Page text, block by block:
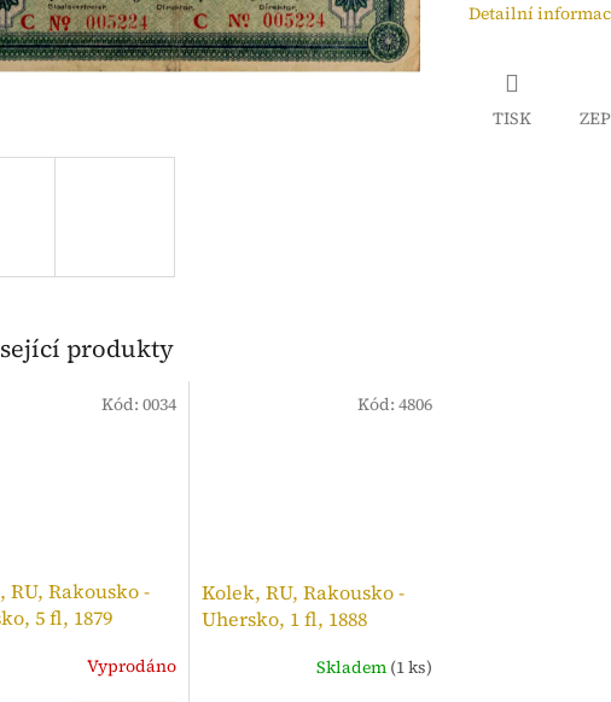
Detailní
TISK
produkty
RU, Rakousko -
5 fl, 1879
Vyprodáno
Kód: 0034
Kolek, RU, Rakousko -
Uhersko, 1 fl, 1888
Skladem (1 ks)
Kód: 4806